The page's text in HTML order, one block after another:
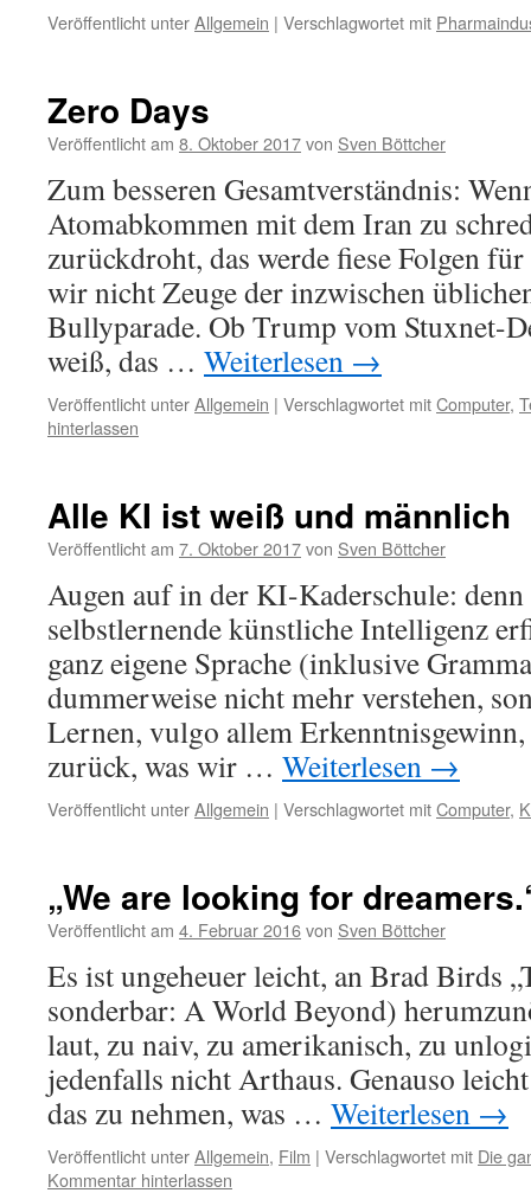
Veröffentlicht unterAllgemein | Verschlagwortet mit
Zero Days
Veröffentlicht am 8. Oktober 2017von Sven Böttcher
Zum besseren Gesamtverständnis:
Atomabkommen mit dem Iran zu
zurückdroht, das werde fiese Folgen
wir nicht Zeuge der inzwischen
Bullyparade. Ob Trump vom Stuxnet-
weiß, das … Weiterlesen →
Veröffentlicht unterAllgemein | Verschlagwortet mitComputer,
hinterlassen
Alle KI ist weiß und männlich
Veröffentlicht am 7. Oktober 2017von Sven Böttcher
Augen auf in der KI-Kaderschule:
selbstlernende künstliche Intelligenz
ganz eigene Sprache (inklusive
dummerweise nicht mehr verstehen,
Lernen, vulgo allem
zurück, was wir … Weiterlesen →
Veröffentlicht unterAllgemein | Verschlagwortet mitComputer,
„We are looking for
Veröffentlicht am 4. Februar 2016von Sven Böttcher
Es ist ungeheuer leicht, an Brad Birds
sonderbar: A World Beyond)
laut, zu naiv, zu amerikanisch, zu
jedenfalls nicht Arthaus. Genauso
das zu nehmen, was … Weiterlesen →
Veröffentlicht unterAllgemein, Film | Verschlagwortet mit Die
Kommentar hinterlassen